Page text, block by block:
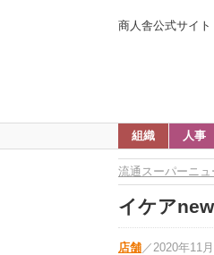
商人舎公式サイト
組織 人事
流通スーパーニュ
イケア
店舗 ／ 2020年11